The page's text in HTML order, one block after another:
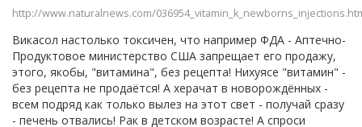
http://www.naturalnews.com/
Викасол настолько токсичен, что например ФДА - Аптечно-
Продуктовое министерство США запрещает его продажу,
этого, якобы, "витамина", без рецепта! Нихуясе "витамин" -
без рецепта не продаётся! А херачат в новорождённых -
всем подряд как только вылез на этот свет - получай сразу
- печень отвались! Рак в детском возрасте! А спроси